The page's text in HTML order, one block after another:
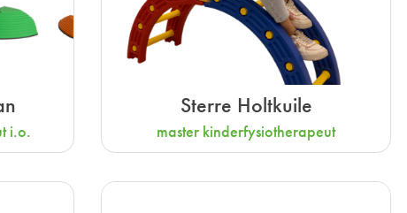
i.o.
Sterre Holtkuile
master kinderfysiotherapeut